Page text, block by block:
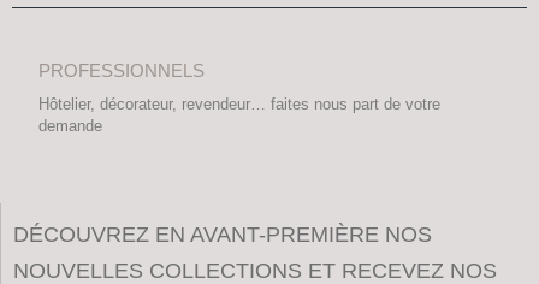
PROFESSIONNELS
Hôtelier, décorateur, revendeur… faites nous part de votre
demande
DÉCOUVREZ EN AVANT-PREMIÈRE NOS
NOUVELLES COLLECTIONS ET RECEVEZ NOS